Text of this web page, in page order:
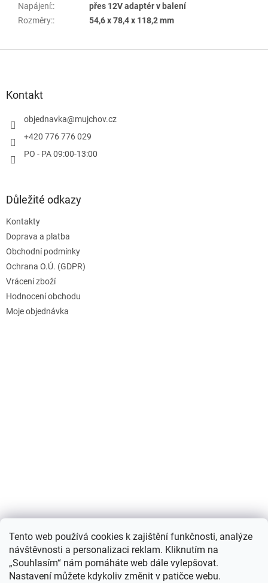
Tento web používá cookies k zajištění funkčnosti, analýze
návštěvnosti a personalizaci reklam. Kliknutím na
„Souhlasím“ nám pomáháte web dále vylepšovat.
Nastavení můžete kdykoliv změnit v patičce webu.
Napájení::
přes 12V adaptér v balení
Rozměry:: 54,6 x 78,4 x 118,2 mm
Kontakt
objednavka@mujchov.cz
+420 776 776 029
PO - PA 09:00-13:00
Důležité odkazy
Kontakty
Doprava a platba
Obchodní podmínky
Ochrana O.Ú. (GDPR)
Vrácení zboží
Hodnocení obchodu
Moje objednávka
0KS /0 KČ